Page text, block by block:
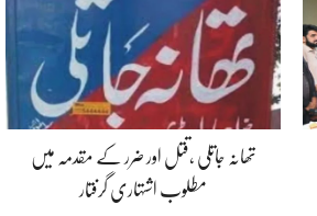
تھانہ جاتلی ،قتل اور ضرر کے مقدمہ میں
مطلوب اشتہاری گرفتار